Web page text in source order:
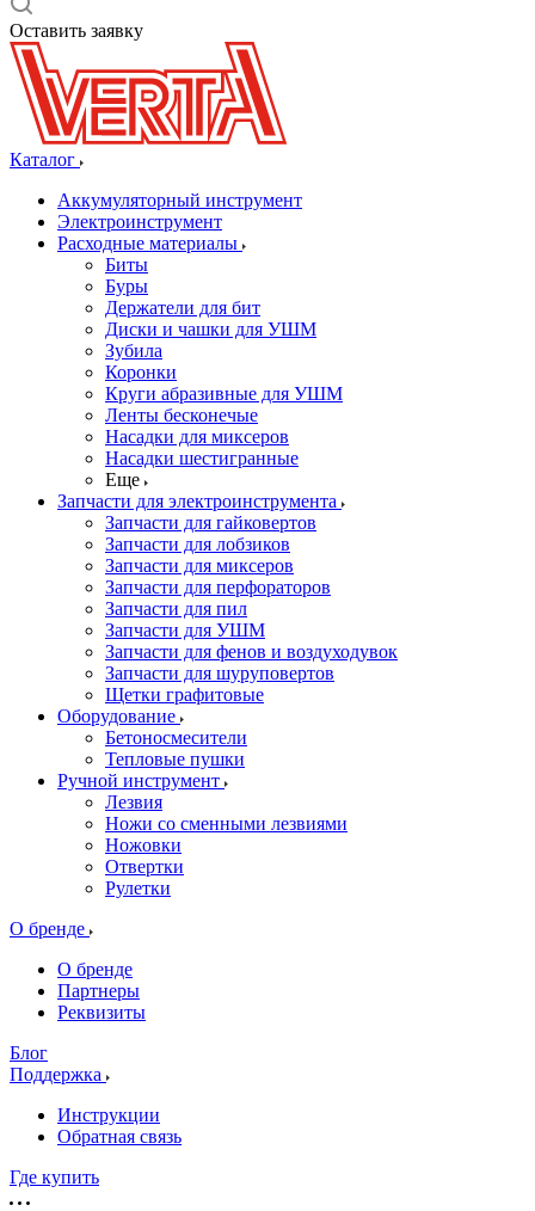
Оставить заявку
Каталог
Аккумуляторный инструмент
Электроинструмент
Расходные материалы
Биты
Буры
Держатели для бит
Диски и чашки для УШМ
Зубила
Коронки
Круги абразивные для УШМ
Ленты бесконечые
Насадки для миксеров
Насадки шестигранные
Еще
Запчасти для электроинструмента
Запчасти для гайковертов
Запчасти для лобзиков
Запчасти для миксеров
Запчасти для перфораторов
Запчасти для пил
Запчасти для УШМ
Запчасти для фенов и воздуходувок
Запчасти для шуруповертов
Щетки графитовые
Оборудование
Бетоносмесители
Тепловые пушки
Ручной инструмент
Лезвия
Ножи со сменными лезвиями
Ножовки
Отвертки
Рулетки
О бренде
О бренде
Партнеры
Реквизиты
Блог
Поддержка
Инструкции
Обратная связь
Где купить